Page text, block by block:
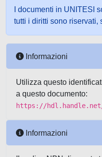
I documenti in UNITESI
tutti i diritti sono riservati,
Informazioni
Utilizza questo
a questo documento:
https://hdl.handle.net/
Informazioni